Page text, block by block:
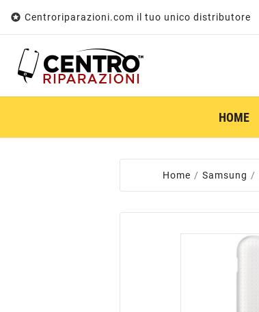
 Centroriparazioni.com il tuo unico distributore
HOME
Home Samsung